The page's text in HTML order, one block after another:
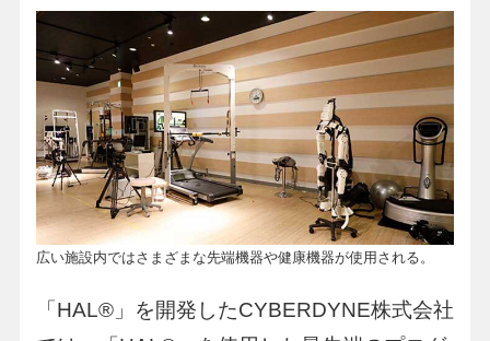
広い施設内ではさまざまな先端機器や健康機器が使用される。
「HAL®︎」を開発したCYBERDYNE株式会社